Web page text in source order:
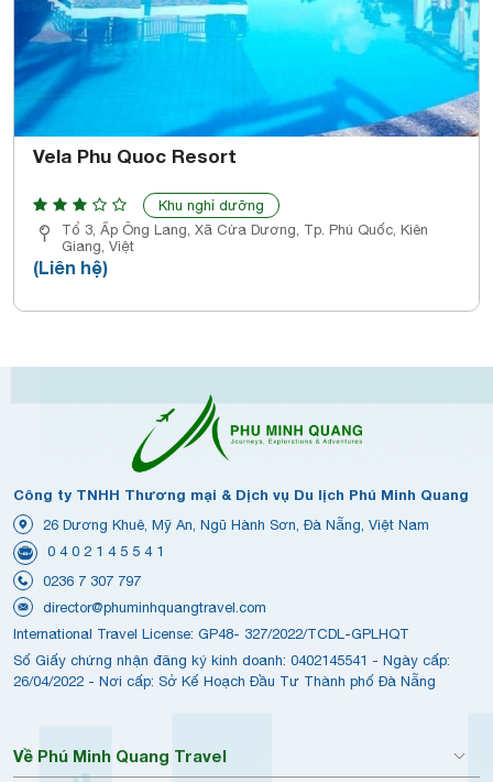
Vela Phu Quoc Resort
Khu nghỉ dưỡng
Tổ 3, Ấp Ông Lang, Xã Cửa Dương, Tp. Phú Quốc, Kiên
Giang, Việt
(Liên hệ)
Công ty TNHH Thương mại & Dịch vụ Du lịch Phú Minh Quang
26 Dương Khuê, Mỹ An, Ngũ Hành Sơn, Đà Nẵng, Việt Nam
0 4 0 2 1 4 5 5 4 1
0236 7 307 797
director@phuminhquangtravel.com
International Travel License: GP48- 327/2022/TCDL-GPLHQT
Số Giấy chứng nhận đăng ký kinh doanh: 0402145541 - Ngày cấp:
26/04/2022 - Nơi cấp: Sở Kế Hoạch Đầu Tư Thành phố Đà Nẵng
Về Phú Minh Quang Travel